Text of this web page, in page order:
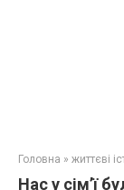
Головна » життєві
Нас у сім’ї